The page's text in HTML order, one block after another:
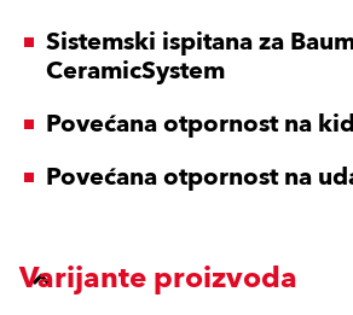
Sistemski ispitana za
CeramicSystem
Povećana otpornost na
Povećana otpornost na
Varijante proizvoda